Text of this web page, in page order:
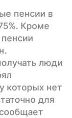
пенсии в
Кроме
люди
которых нет
для